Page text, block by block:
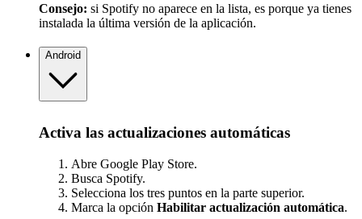
Consejo: si Spotify no aparece en la lista, es porque ya tienes
instalada la última versión de la aplicación.
Android
Activa las actualizaciones automáticas
Abre Google Play Store.
Busca Spotify.
Selecciona los tres puntos en la parte superior.
Marca la opción Habilitar actualización automática.